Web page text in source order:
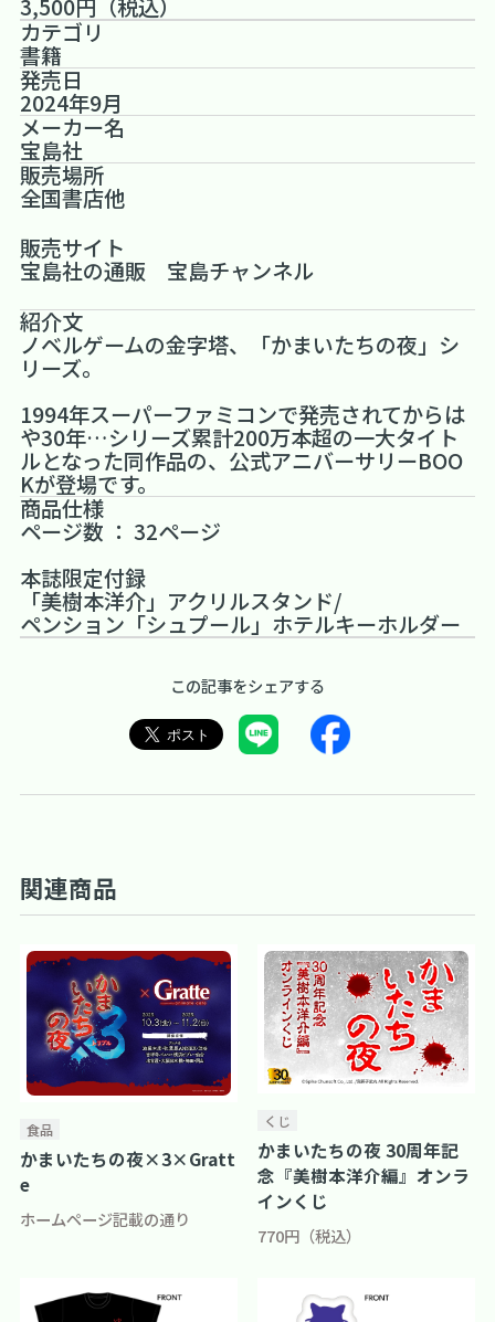
3,500円（税込）
カテゴリ
書籍
発売日
2024年9月
メーカー名
宝島社
販売場所
全国書店他
販売サイト
宝島社の通販 宝島チャンネル
紹介文
ノベルゲームの金字塔、「かまいたちの夜」シ
リーズ。
1994年スーパーファミコンで発売されてからは
や30年…シリーズ累計200万本超の一大タイト
ルとなった同作品の、公式アニバーサリーBOO
Kが登場です。
商品仕様
ページ数 ： 32ページ
本誌限定付録
「美樹本洋介」アクリルスタンド/
ペンション「シュプール」ホテルキーホルダー
この記事をシェアする
関連商品
食品
かまいたちの夜×3×Gratt
e
ホームページ記載の通り
くじ
かまいたちの夜 30周年記
念『美樹本洋介編』オンラ
インくじ
770円（税込）